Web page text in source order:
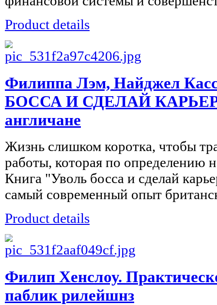
Product details
Филиппа Лэм, Найджел
БОССА И СДЕЛАЙ
англичане
Жизнь слишком коротка, чтобы
работы, которая по определению
Книга "Уволь босса и сделай
самый современный опыт
Product details
Филип Хенслоу.
паблик рилейшнз